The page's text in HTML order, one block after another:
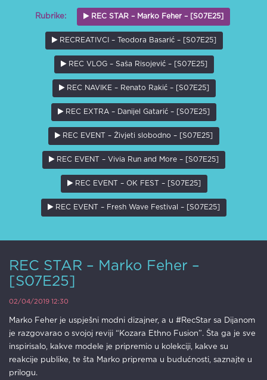
Rubrike: REC STAR – Marko Feher – [S07E25]
RECREATIVCI – Teodora Basarić – [S07E25]
REC VLOG – Saša Risojević – [S07E25]
REC NAVIKE – Renato Rakić – [S07E25]
REC EXTRA – Danijel Gatarić – [S07E25]
REC EVENT – Živjeti slobodno – [S07E25]
REC EVENT – Vivia Run and More – [S07E25]
REC EVENT – OK FEST – [S07E25]
REC EVENT – Fresh Wave Festival – [S07E25]
REC STAR – Marko Feher –
[S07E25]
02/04/2019 12:30
Marko Feher je uspješni modni dizajner, a u #RecStar sa Dijanom
je razgovarao o svojoj reviji “Kozara Ethno Fusion”. Šta ga je sve
inspirisalo, kakve modele je pripremio u kolekciji, kakve su
reakcije publike, te šta Marko priprema u budućnosti, saznajte u
prilogu.